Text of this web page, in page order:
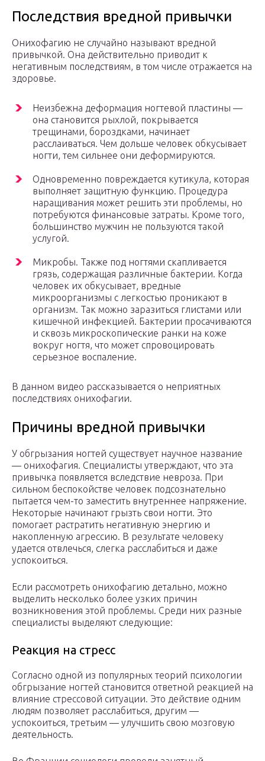
Последствия вредной привычки
Онихофагию не случайно называют вредной
привычкой. Она действительно приводит к
негативным последствиям, в том числе отражается на
здоровье.
Неизбежна деформация ногтевой пластины —
она становится рыхлой, покрывается
трещинами, бороздками, начинает
расслаиваться. Чем дольше человек обкусывает
ногти, тем сильнее они деформируются.
Одновременно повреждается кутикула, которая
выполняет защитную функцию. Процедура
наращивания может решить эти проблемы, но
потребуются финансовые затраты. Кроме того,
большинство мужчин не пользуются такой
услугой.
Микробы. Также под ногтями скапливается
грязь, содержащая различные бактерии. Когда
человек их обкусывает, вредные
микроорганизмы с легкостью проникают в
организм. Так можно заразиться глистами или
кишечной инфекцией. Бактерии просачиваются
и сквозь микроскопические ранки на коже
вокруг ногтя, что может спровоцировать
серьезное воспаление.
В данном видео рассказывается о неприятных
последствиях онихофагии.
Причины вредной привычки
У обгрызания ногтей существует научное название
— онихофагия. Специалисты утверждают, что эта
привычка появляется вследствие невроза. При
сильном беспокойстве человек подсознательно
пытается чем-то заместить внутреннее напряжение.
Некоторые начинают грызть свои ногти. Это
помогает растратить негативную энергию и
накопленную агрессию. В результате человеку
удается отвлечься, слегка расслабиться и даже
успокоиться.
Если рассмотреть онихофагию детально, можно
выделить несколько более узких причин
возникновения этой проблемы. Среди них разные
специалисты выделяют следующие:
Реакция на стресс
Согласно одной из популярных теорий психологии
обгрызание ногтей становится ответной реакцией на
влияние стрессовой ситуации. Это действие одним
людям позволяет расслабиться, другим —
успокоиться, третьим — улучшить свою мозговую
деятельность.